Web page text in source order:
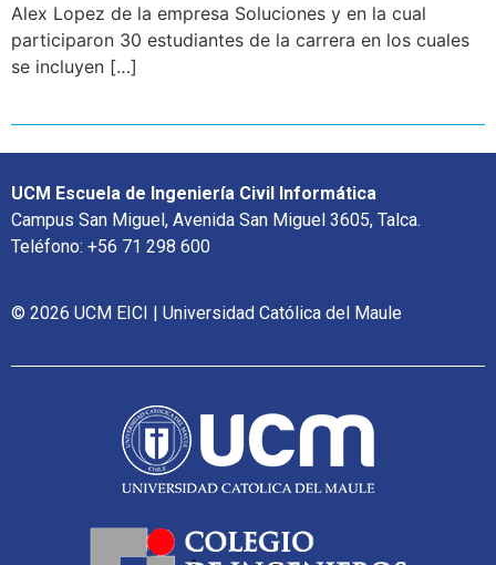
Alex Lopez de la empresa Soluciones y en la cual
participaron 30 estudiantes de la carrera en los cuales
se incluyen […]
UCM Escuela de Ingeniería Civil Informática
Campus San Miguel, Avenida San Miguel 3605, Talca.
Teléfono: +56 71 298 600
© 2026 UCM EICI | Universidad Católica del Maule